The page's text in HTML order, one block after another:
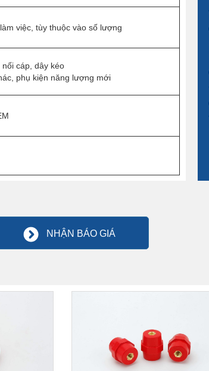
việc, tùy thuộc vào số lượng
cáp, dây kéo
phụ kiện năng lượng mới
NHẬN BÁO GIÁ